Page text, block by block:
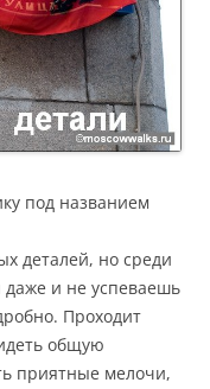
под названием
деталей, но среди
даже и не успеваешь
Проходит
общую
приятные мелочи,